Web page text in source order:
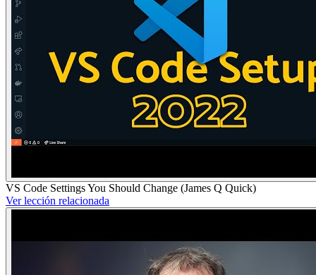
VS Code Settings You Should Change (James Q Quick)
Ver lección relacionada